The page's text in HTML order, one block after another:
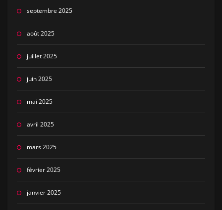
septembre 2025
août 2025
juillet 2025
juin 2025
mai 2025
avril 2025
mars 2025
février 2025
janvier 2025